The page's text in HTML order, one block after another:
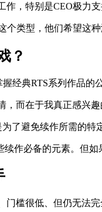
，特别是CEO极力
个类型，他们希望
？
经典RTS系列作品的
而在于我真正感兴趣
了避免续作所需的特
作必备的元素。但
槛很低、但仍无法完